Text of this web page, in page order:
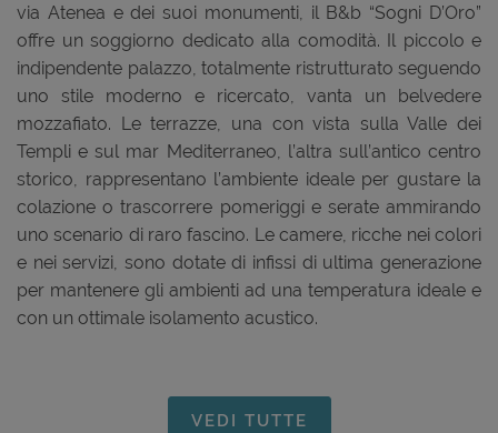
via Atenea e dei suoi monumenti, il B&b “Sogni D’Oro”
offre un soggiorno dedicato alla comodità. Il piccolo e
indipendente palazzo, totalmente ristrutturato seguendo
uno stile moderno e ricercato, vanta un belvedere
mozzafiato. Le terrazze, una con vista sulla Valle dei
Templi e sul mar Mediterraneo, l’altra sull’antico centro
storico, rappresentano l’ambiente ideale per gustare la
colazione o trascorrere pomeriggi e serate ammirando
uno scenario di raro fascino. Le camere, ricche nei colori
e nei servizi, sono dotate di infissi di ultima generazione
per mantenere gli ambienti ad una temperatura ideale e
con un ottimale isolamento acustico.
VEDI TUTTE